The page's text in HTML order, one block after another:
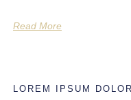
Read More
LOREM IPSUM